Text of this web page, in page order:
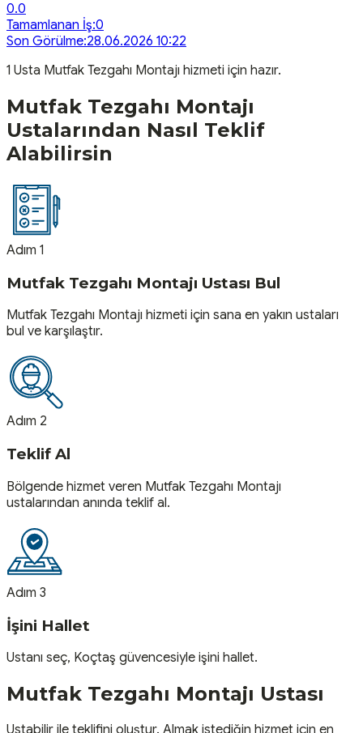
0.0
Tamamlanan İş:0
Son Görülme:28.06.2026 10:22
1 Usta Mutfak Tezgahı Montajı hizmeti için hazır.
Mutfak Tezgahı Montajı
Ustalarından Nasıl Teklif
Alabilirsin
Adım 1
Mutfak Tezgahı Montajı Ustası Bul
Mutfak Tezgahı Montajı hizmeti için sana en yakın ustaları
bul ve karşılaştır.
Adım 2
Teklif Al
Bölgende hizmet veren Mutfak Tezgahı Montajı
ustalarından anında teklif al.
Adım 3
İşini Hallet
Ustanı seç, Koçtaş güvencesiyle işini hallet.
Mutfak Tezgahı Montajı Ustası